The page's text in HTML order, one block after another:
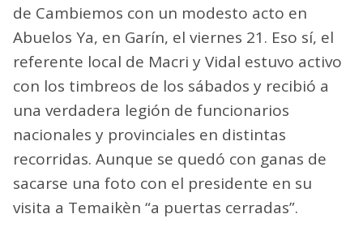
de Cambiemos con un modesto acto en
Abuelos Ya, en Garín, el viernes 21. Eso sí, el
referente local de Macri y Vidal estuvo activo
con los timbreos de los sábados y recibió a
una verdadera legión de funcionarios
nacionales y provinciales en distintas
recorridas. Aunque se quedó con ganas de
sacarse una foto con el presidente en su
visita a Temaikèn “a puertas cerradas”.